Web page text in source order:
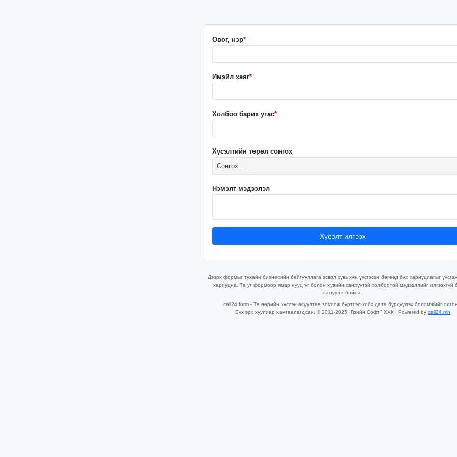
Овог, нэр*
Имэйл хаяг*
Холбоо барих утас*
Хүсэлтийн төрөл сонгох
Сонгох ...
Нэмэлт мэдээлэл
Хүсэлт илгээх
Дээрх формыг тухайн бизнесийн байгууллага эсвэл хувь хүн үүсгэсэн бөгөөд бүх хариуцлагыг
хариуцна. Та уг формоор ямар нууц үг болон хувийн санхүүтэй холбоотой мэдээллийг илгээхгүй
сануулж байна.
call24 form - Та өөрийн хүссэн асуултаа зохиож бүртгэл хийх дата бүрдүүлэх боломжийг
Бүх эрх хуулиар хамгаалагдсан. © 2011-2025 "Грийн Софт" ХХК | Powered by call24.mn